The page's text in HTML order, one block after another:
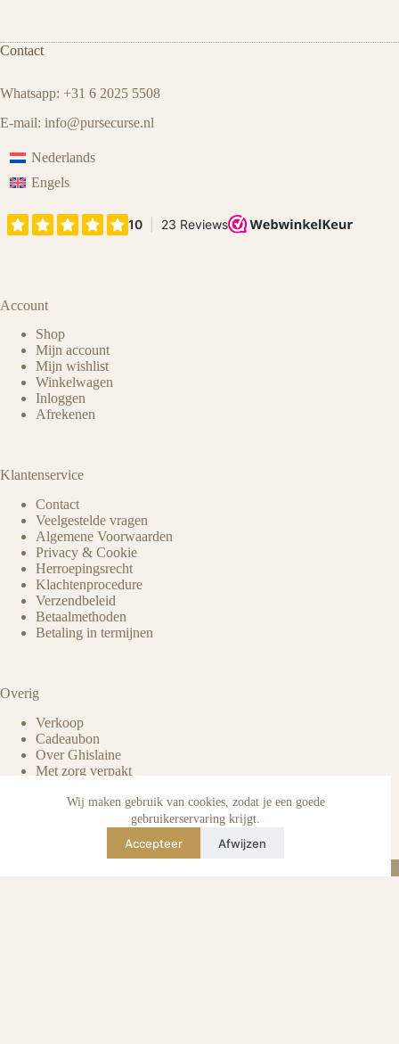
Wij maken gebruik van cookies, zodat je een goede
gebruikerservaring krijgt.
Accepteer Afwijzen
Contact
Whatsapp: +31 6 2025 5508
E-mail: info@pursecurse.nl
Nederlands
Engels
Account
Shop
Mijn account
Mijn wishlist
Winkelwagen
Inloggen
Afrekenen
Klantenservice
Contact
Veelgestelde vragen
Algemene Voorwaarden
Privacy & Cookie
Herroepingsrecht
Klachtenprocedure
Verzendbeleid
Betaalmethoden
Betaling in termijnen
Overig
Verkoop
Cadeaubon
Over Ghislaine
Met zorg verpakt
Verzorging & onderhoud
Echtheid van reviews